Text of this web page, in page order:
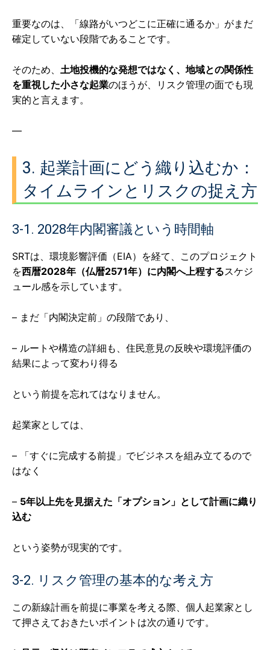
重要なのは、「線路がいつどこに正確に通るか」がまだ
確定していない段階であることです。
そのため、 土地投機的な発想ではなく、地域との関係性
を重視した小さな起業のほうが、リスク管理の面でも現
実的と言えます。
—
3. 起業計画にどう織り込むか：
タイムラインとリスクの捉え方
3-1. 2028年内閣審議という時間軸
SRTは、環境影響評価（EIA）を経て、このプロジェクト
を西暦2028年（仏暦2571年）に内閣へ上程するスケジ
ュール感を示しています。
– まだ「内閣決定前」の段階であり、
– ルートや構造の詳細も、住民意見の反映や環境評価の
結果によって変わり得る
という前提を忘れてはなりません。
起業家としては、
– 「すぐに完成する前提」でビジネスを組み立てるので
はなく
– 5年以上先を見据えた「オプション」として計画に織り
込む
という姿勢が現実的です。
3-2. リスク管理の基本的な考え方
この新線計画を前提に事業を考える際、個人起業家とし
て押さえておきたいポイントは次の通りです。